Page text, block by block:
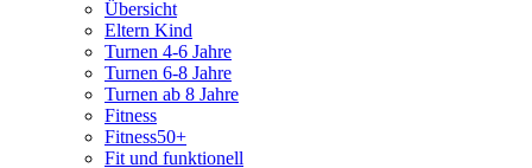
Übersicht
Eltern Kind
Turnen 4-6 Jahre
Turnen 6-8 Jahre
Turnen ab 8 Jahre
Fitness
Fitness50+
Fit und funktionell